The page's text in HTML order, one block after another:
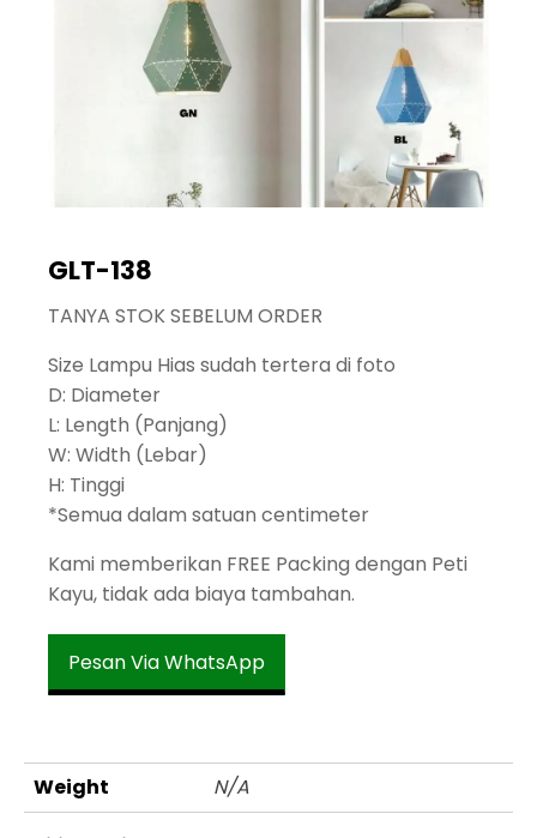
GLT-138
TANYA STOK SEBELUM ORDER
Size Lampu Hias sudah tertera di foto
D: Diameter
L: Length (Panjang)
W: Width (Lebar)
H: Tinggi
*Semua dalam satuan centimeter
Kami memberikan FREE Packing dengan Peti
Kayu, tidak ada biaya tambahan.
Pesan Via WhatsApp
Weight N/A